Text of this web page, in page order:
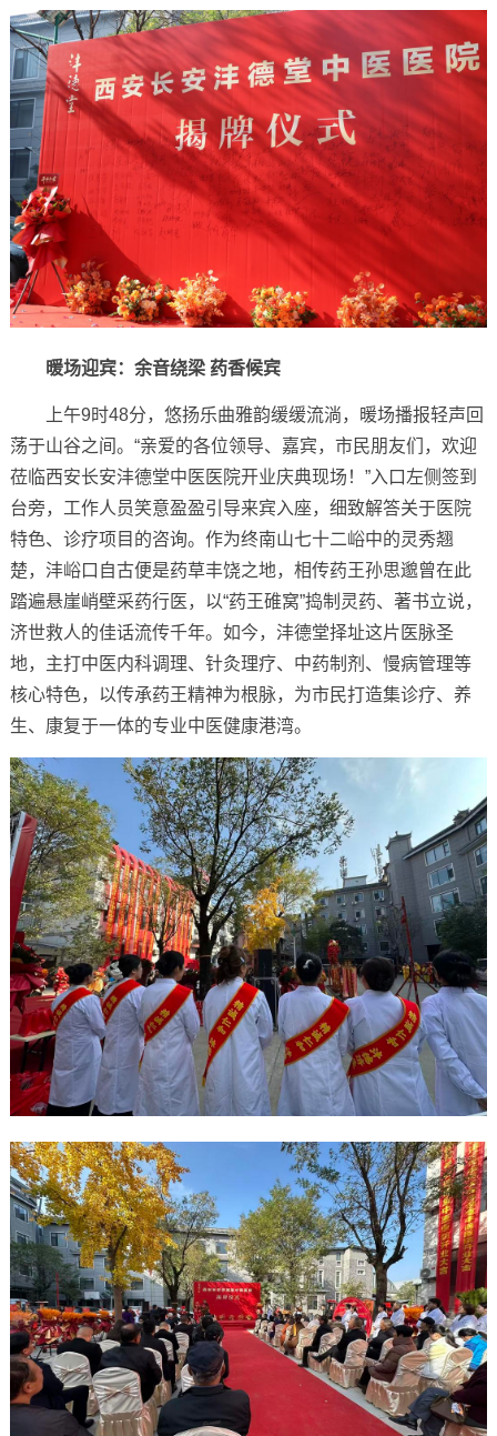
暖场迎宾：余音绕梁 药香候宾
上午9时48分，悠扬乐曲雅韵缓缓流淌，暖场播报轻声回
荡于山谷之间。“亲爱的各位领导、嘉宾，市民朋友们，欢迎
莅临西安长安沣德堂中医医院开业庆典现场！”入口左侧签到
台旁，工作人员笑意盈盈引导来宾入座，细致解答关于医院
特色、诊疗项目的咨询。作为终南山七十二峪中的灵秀翘
楚，沣峪口自古便是药草丰饶之地，相传药王孙思邈曾在此
踏遍悬崖峭壁采药行医，以“药王碓窝”捣制灵药、著书立说，
济世救人的佳话流传千年。如今，沣德堂择址这片医脉圣
地，主打中医内科调理、针灸理疗、中药制剂、慢病管理等
核心特色，以传承药王精神为根脉，为市民打造集诊疗、养
生、康复于一体的专业中医健康港湾。